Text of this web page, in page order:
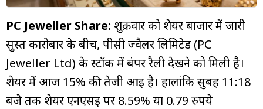
PC Jeweller Share: शुक्रवार को शेयर बाजार में जारी
सुस्त कारोबार के बीच, पीसी ज्वैलर लिमिटेड (PC
Jeweller Ltd) के स्टॉक में बंपर रैली देखने को मिली है।
शेयर में आज 15% की तेजी आई है। हालांकि सुबह 11:18
बजे तक शेयर एनएसई पर 8.59% या 0.79 रुपये